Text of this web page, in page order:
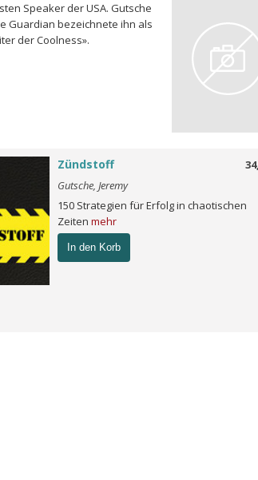
Speaker der USA. Gutsche
Guardian bezeichnete ihn als
der Coolness».
Zündstoff
Gutsche, Jeremy
150 Strategien für Erfolg in chaotischen
Zeiten mehr
In den Korb